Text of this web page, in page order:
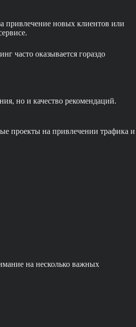
привлечение новых клиентов или
часто оказывается гораздо
но и качество рекомендаций.
проекты на привлечении трафика и
на несколько важных